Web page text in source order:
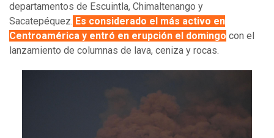
departamentos de Escuintla, Chimaltenango y
Sacatepéquez. Es considerado el más activo en
Centroamérica y entró en erupción el domingo con el
lanzamiento de columnas de lava, ceniza y rocas.